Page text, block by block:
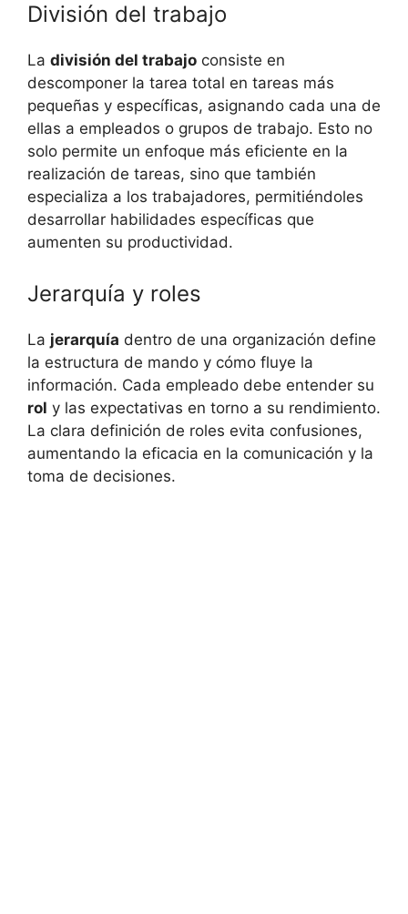
División del trabajo
La división del trabajo consiste en
descomponer la tarea total en tareas más
pequeñas y específicas, asignando cada una de
ellas a empleados o grupos de trabajo. Esto no
solo permite un enfoque más eficiente en la
realización de tareas, sino que también
especializa a los trabajadores, permitiéndoles
desarrollar habilidades específicas que
aumenten su productividad.
Jerarquía y roles
La jerarquía dentro de una organización define
la estructura de mando y cómo fluye la
información. Cada empleado debe entender su
rol y las expectativas en torno a su rendimiento.
La clara definición de roles evita confusiones,
aumentando la eficacia en la comunicación y la
toma de decisiones.